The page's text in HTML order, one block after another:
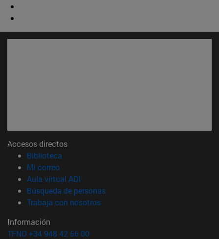
Accesos directos
Biblioteca
Mi correo(abre en nueva ventana)
Aula virtual ADI
Búsqueda de personas(abre en nueva ventana)
Trabaja con nosotros(abre en nueva ventana)
Información
TFNO +34 948 42 56 00